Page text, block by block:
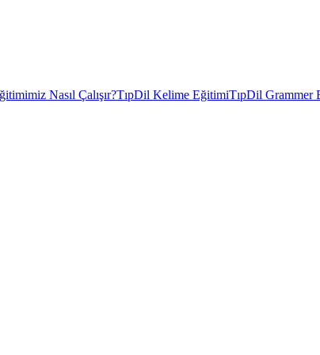
Nasıl Çalışır?TıpDil Kelime EğitimiTıpDil Grammer